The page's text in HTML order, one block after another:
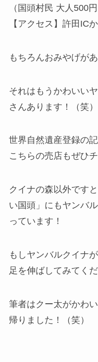
（国頭村民 大人500
【アクセス】許田IC
もちろんおみやげが
それはもうかわいい
さんあります！（笑）
世界自然遺産登録の
こちらの売店もぜひ
クイナの森以外です
い国頭」にもヤンバ
っています！
もしヤンバルクイナ
足を伸ばしてみてくだ
筆者はクー太がかわ
帰りました！（笑）